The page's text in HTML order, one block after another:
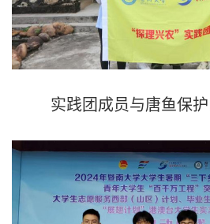
实践团成员与唐鱼保